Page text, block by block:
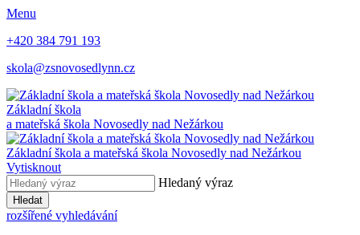
Menu
+420 384 791 193
skola@zsnovosedlynn.cz
Základní škola
a mateřská škola Novosedly nad Nežárkou
Základní škola a mateřská škola Novosedly nad Nežárkou
Vytisknout
Hledaný výraz
Hledat
rozšířené vyhledávání